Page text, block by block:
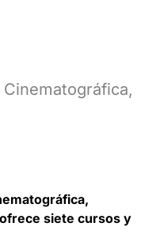
siete cursos y